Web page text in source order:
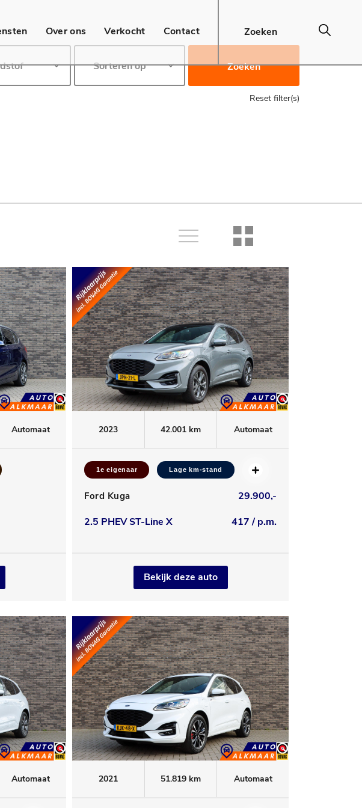
Over ons Verkocht Contact
Zoeken
Reset filter(s)
Automaat 2023 42.001 km Automaat
1e eigenaar Lage km-stand
Ford Kuga
29.900,-
2.5 PHEV ST-Line X
417 / p.m.
Bekijk deze auto
Automaat 2021 51.819 km Automaat